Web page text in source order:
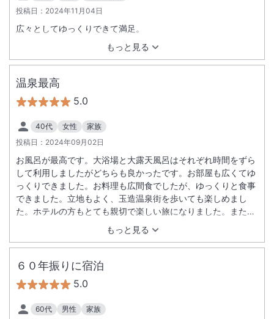
投稿日： 2024年11月04日
もっと見る
広々としてゆっくりできて満足。
温泉最高
5.0
40代 女性
家族
投稿日： 2024年09月02日
もっと見る
お風呂が最高です。大浴場と大露天風呂はそれぞれ時間をずら
して利用しましたがどちらも良かったです。お部屋も広くてゆ
っくりできました。お料理も広間食でしたが、ゆっくりと食事
できました。立地もよく、玉造温泉街を歩いても楽しめまし
た。ホテルの方もとても親切で楽しい旅になりました。また利
６０年振りに宿泊
5.0
60代 男性
家族